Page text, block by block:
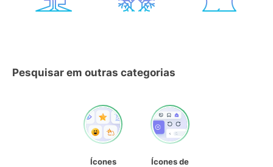
Pesquisar em outras categorias
Ícones
Ícones de